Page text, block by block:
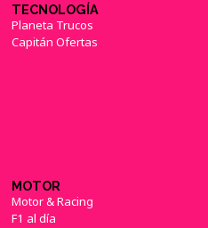
TECNOLOGÍA
Planeta Trucos
Capitán Ofertas
MOTOR
Motor & Racing
F1 al día